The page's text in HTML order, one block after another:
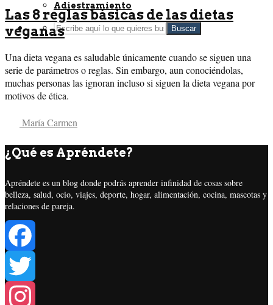
Adiestramiento
Buscar
Las 8 reglas básicas de las dietas
veganas
Una dieta vegana es saludable únicamente cuando se siguen una
serie de parámetros o reglas. Sin embargo, aun conociéndolas,
muchas personas las ignoran incluso si siguen la dieta vegana por
motivos de ética.
María Carmen
¿Qué es Apréndete?
Apréndete es un blog donde podrás aprender infinidad de cosas sobre
belleza, salud, ocio, viajes, deporte, hogar, alimentación, cocina, mascotas y
relaciones de pareja.
Facebook
Twitter